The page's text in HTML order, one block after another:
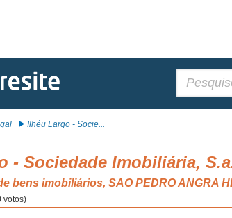
Ilhéu Largo - Socie...
- Sociedade Imobiliária,
bens imobiliários, SAO PEDRO ANGRA
votos)